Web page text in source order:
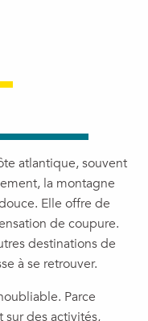
atlantique, souvent
la montagne
Elle offre de
de coupure.
destinations de
à se retrouver.
Parce
sur des activités,